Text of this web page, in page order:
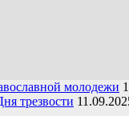
молодежи
трезвости